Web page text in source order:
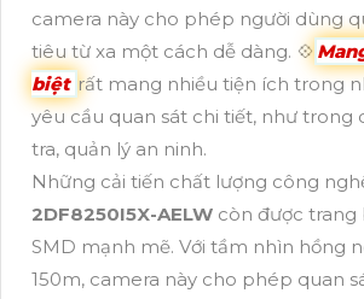
camera này cho phép người dùng
tiêu từ xa một cách dễ dàng. 💠
biệt rất mang nhiều tiện ích trong
yêu cầu quan sát chi tiết, như trong
tra, quản lý an ninh.
Những cải tiến chất lượng công
2DF8250I5X-AELW còn được trang
SMD mạnh mẽ. Với tầm nhìn hồng
150m, camera này cho phép quan